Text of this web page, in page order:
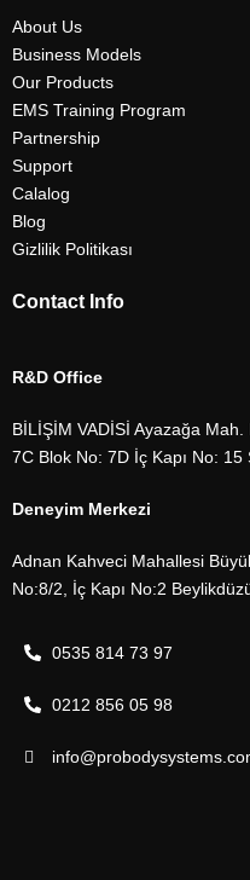
About Us
Business Models
Our Products
EMS Training Program
Partnership
Support
Calalog
Blog
Gizlilik Politikası
Contact Info
R&D Office
BİLİŞİM VADİSİ Ayazağa
7C Blok No: 7D İç Kapı No: 15
Deneyim Merkezi
Adnan Kahveci Mahallesi
No:8/2, İç Kapı No:2
0535 814 73 97
0212 856 05 98